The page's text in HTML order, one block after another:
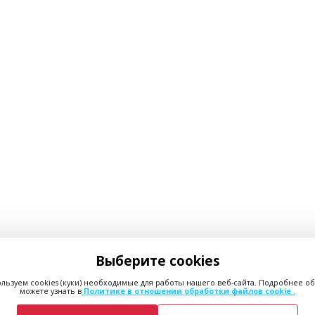
Выберите cookies
cookies (куки) необходимые для работы нашего веб-сайта. Подробнее
можете узнать в Политике в отношении обработки файлов cookie .